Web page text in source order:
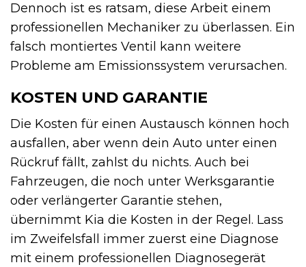
Dennoch ist es ratsam, diese Arbeit einem
professionellen Mechaniker zu überlassen. Ein
falsch montiertes Ventil kann weitere
Probleme am Emissionssystem verursachen.
KOSTEN UND GARANTIE
Die Kosten für einen Austausch können hoch
ausfallen, aber wenn dein Auto unter einen
Rückruf fällt, zahlst du nichts. Auch bei
Fahrzeugen, die noch unter Werksgarantie
oder verlängerter Garantie stehen,
übernimmt Kia die Kosten in der Regel. Lass
im Zweifelsfall immer zuerst eine Diagnose
mit einem professionellen Diagnosegerät